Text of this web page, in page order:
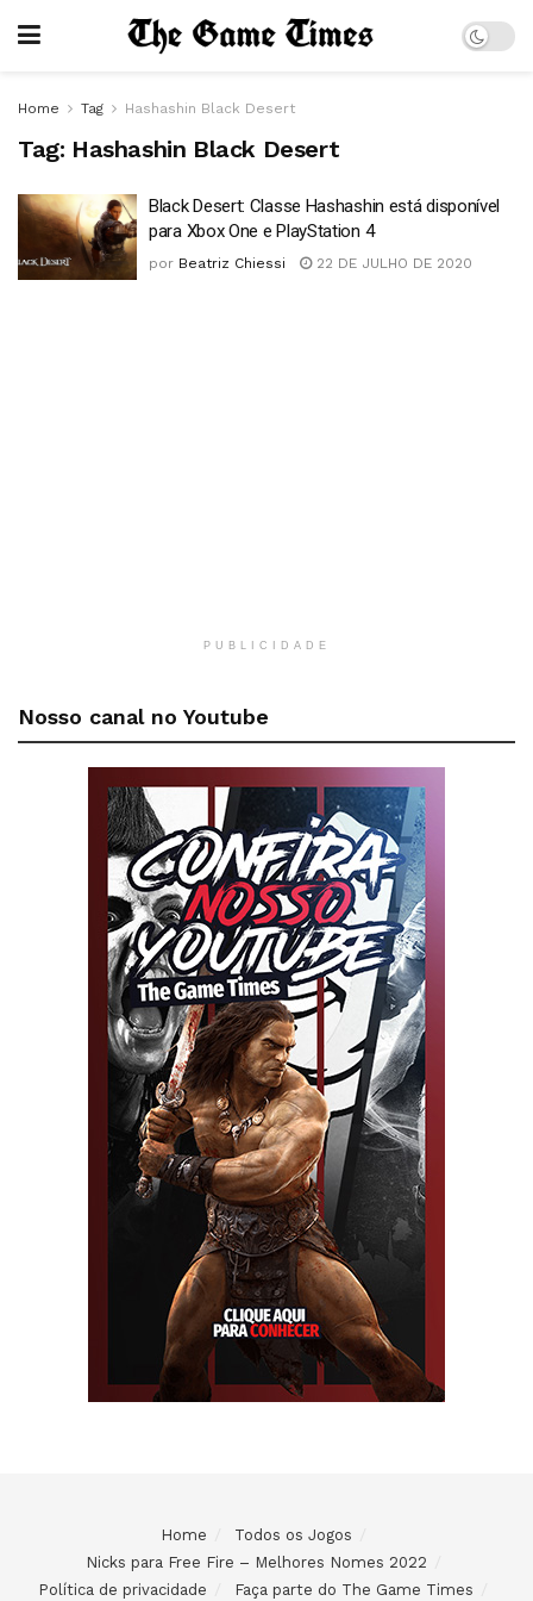
Home Tag Hashashin Black Desert
Tag: Hashashin Black Desert
Black Desert: Classe Hashashin está disponível
para Xbox One e PlayStation 4
por Beatriz Chiessi 22 DE JULHO DE 2020
PUBLICIDADE
Nosso canal no Youtube
Home
Todos os Jogos
Nicks para Free Fire – Melhores Nomes 2022
Política de privacidade
Faça parte do The Game Times